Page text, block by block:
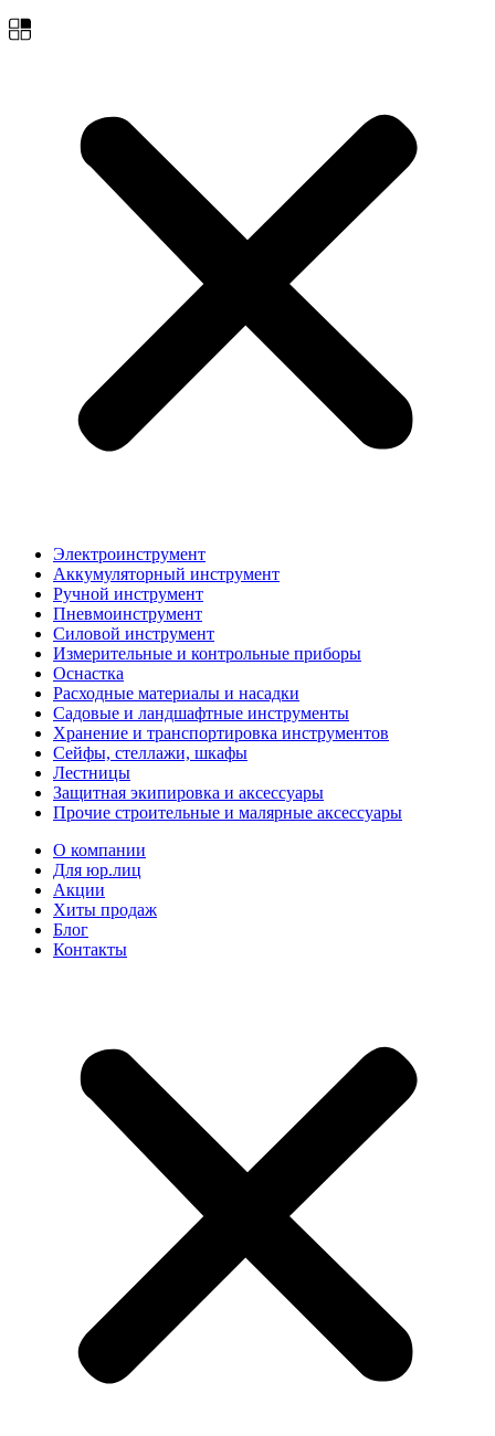
Электроинструмент
Аккумуляторный инструмент
Ручной инструмент
Пневмоинструмент
Силовой инструмент
Измерительные и контрольные приборы
Оснастка
Расходные материалы и насадки
Садовые и ландшафтные инструменты
Хранение и транспортировка инструментов
Сейфы, стеллажи, шкафы
Лестницы
Защитная экипировка и аксессуары
Прочие строительные и малярные аксессуары
О компании
Для юр.лиц
Акции
Хиты продаж
Блог
Контакты